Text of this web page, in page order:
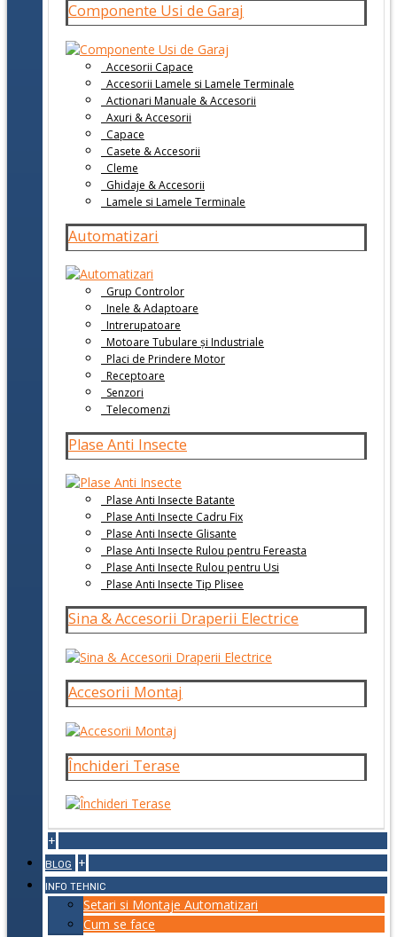
Componente Usi de Garaj
Accesorii Capace
Accesorii Lamele si Lamele Terminale
Actionari Manuale & Accesorii
Axuri & Accesorii
Capace
Casete & Accesorii
Cleme
Ghidaje & Accesorii
Lamele si Lamele Terminale
Automatizari
Grup Controlor
Inele & Adaptoare
Intrerupatoare
Motoare Tubulare și Industriale
Placi de Prindere Motor
Receptoare
Senzori
Telecomenzi
Plase Anti Insecte
Plase Anti Insecte Batante
Plase Anti Insecte Cadru Fix
Plase Anti Insecte Glisante
Plase Anti Insecte Rulou pentru Fereasta
Plase Anti Insecte Rulou pentru Usi
Plase Anti Insecte Tip Plisee
Sina & Accesorii Draperii Electrice
Accesorii Montaj
Închideri Terase
+
BLOG +
INFO TEHNIC
Setari si Montaje Automatizari
Cum se face